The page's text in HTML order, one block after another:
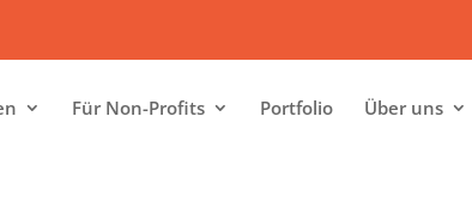
Für Non-Profits Portfolio Über uns